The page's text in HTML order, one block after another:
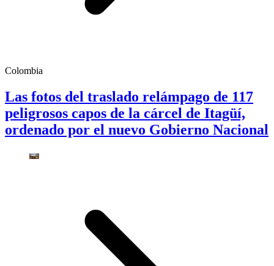
Colombia
Las fotos del traslado relámpago de 117
peligrosos capos de la cárcel de Itagüí,
ordenado por el nuevo Gobierno Nacional